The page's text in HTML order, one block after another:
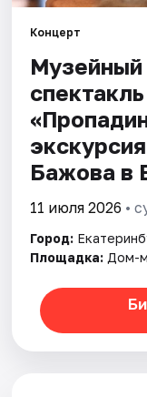
Города
Площадки
Артисты
Концерт
Музейный
спектакль
Бажова в
11 июля 2026 •
Город:
Площадка: Дом-